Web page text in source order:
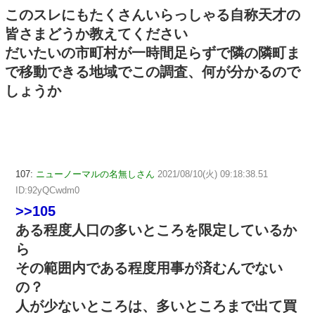
このスレにもたくさんいらっしゃる自称天才の
皆さまどうか教えてください
だいたいの市町村が一時間足らずで隣の隣町ま
で移動できる地域でこの調査、何が分かるので
しょうか
107: ニューノーマルの名無しさん 2021/08/10(火) 09:18:38.51
ID:92yQCwdm0
>>105
ある程度人口の多いところを限定しているか
ら
その範囲内である程度用事が済むんでない
の？
人が少ないところは、多いところまで出て買